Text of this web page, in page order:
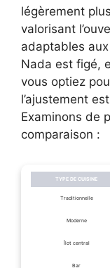
légèrement
valorisant
adaptables
Nada est figé,
vous optiez
l’ajustement
Examinons de
comparaison :
TYPE DE CUISINE
Traditionnelle
Moderne
Îlot central
Bar